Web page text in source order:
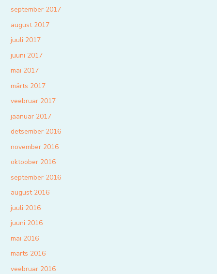
september 2017
august 2017
juuli 2017
juuni 2017
mai 2017
märts 2017
veebruar 2017
jaanuar 2017
detsember 2016
november 2016
oktoober 2016
september 2016
august 2016
juuli 2016
juuni 2016
mai 2016
märts 2016
veebruar 2016